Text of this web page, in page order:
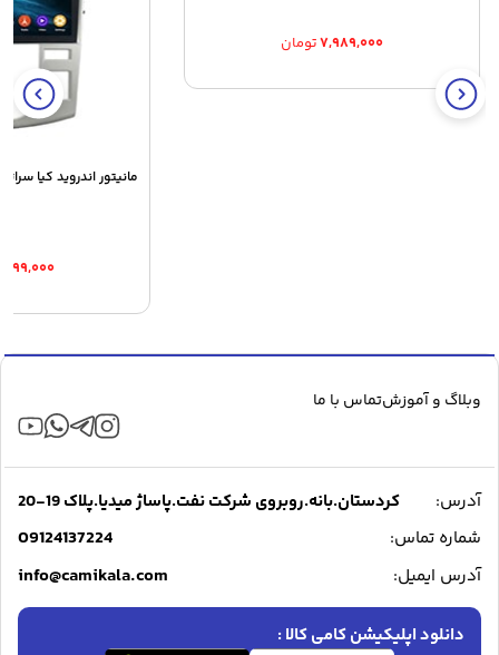
۷,۹۸۹,۰۰۰تومان
مانیتور اندروید کیا سراتو
وبلاگ و آموزشتماس با ما
آدرس:
کردستان.بانه.روبروی شرکت نفت.پاساژ میدیا.پلاک 19-20
شماره تماس:
09124137224
آدرس ایمیل: info@camikala.com
دانلود اپلیکیشن کامی کالا :